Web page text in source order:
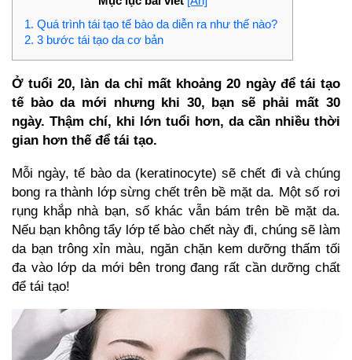
1. Quá trình tái tạo tế bào da diễn ra như thế nào?
2. 3 bước tái tạo da cơ bản
Ở tuổi 20, làn da chỉ mất khoảng 20 ngày để tái tạo
tế bào da mới nhưng khi 30, bạn sẽ phải mất 30
ngày. Thậm chí, khi lớn tuổi hơn, da cần nhiều thời
gian hơn thế để tái tạo.
Mỗi ngày, tế bào da (keratinocyte) sẽ chết đi và chúng
bong ra thành lớp sừng chết trên bề mặt da. Một số rơi
rụng khắp nhà bạn, số khác vẫn bám trên bề mặt da.
Nếu bạn không tẩy lớp tế bào chết này đi, chúng sẽ làm
da bạn trông xỉn màu, ngăn chặn kem dưỡng thấm tối
đa vào lớp da mới bên trong đang rất cần dưỡng chất
để tái tạo!